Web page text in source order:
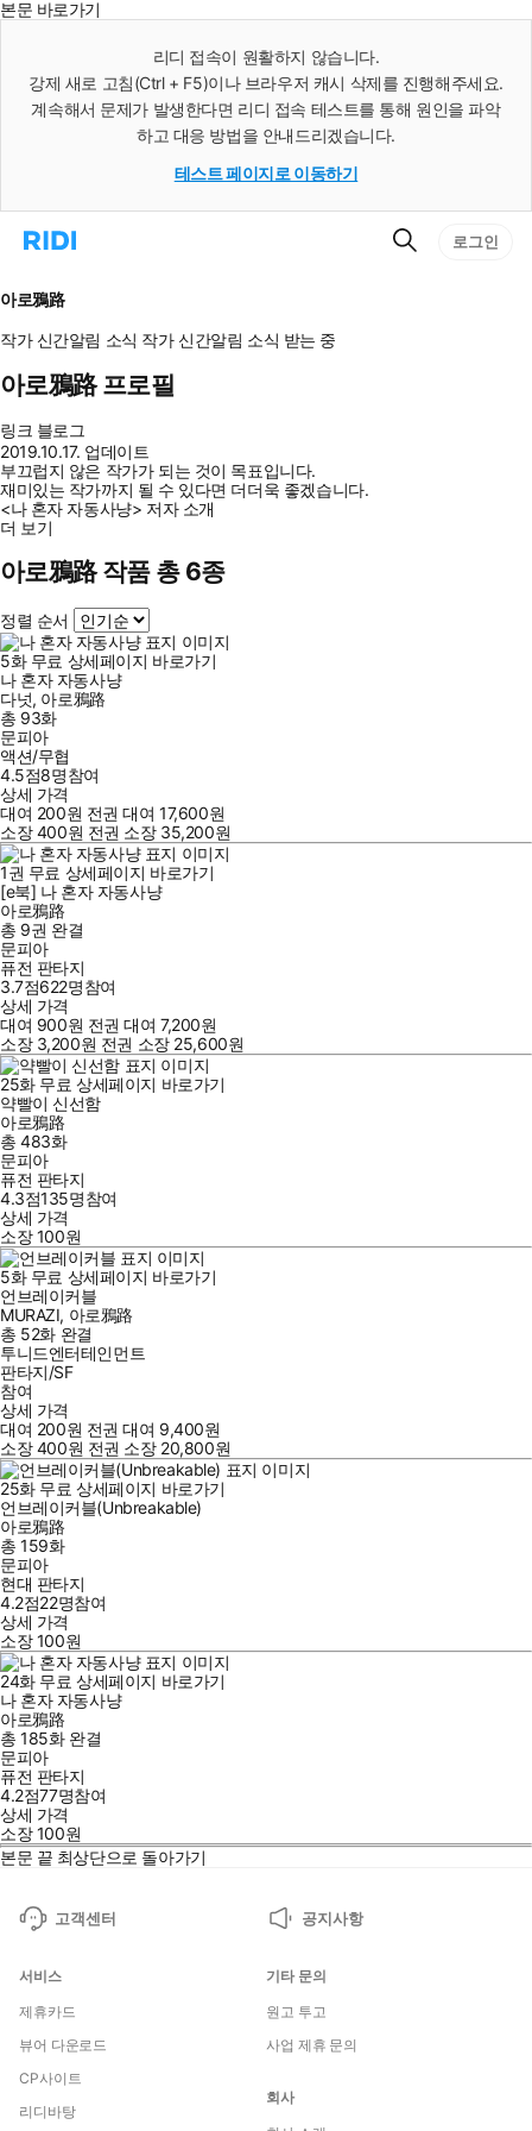
본문 바로가기
리디 접속이 원활하지 않습니다.
강제 새로 고침(Ctrl + F5)이나 브라우저 캐시 삭제를 진행해주세요.
계속해서 문제가 발생한다면 리디 접속 테스트를 통해 원인을 파악
하고 대응 방법을 안내드리겠습니다.
테스트 페이지로 이동하기
리
으
로
이
동
검
로그인
아로鴉路
작가 신간알림 소식 작가 신간알림 소식 받는 중
아로鴉路 프로필
링크 블로그
2019.10.17. 업데이트
부끄럽지 않은 작가가 되는 것이 목표입니다.
재미있는 작가까지 될 수 있다면 더더욱 좋겠습니다.
<나 혼자 자동사냥> 저자 소개
더 보기
아로鴉路 작품 총 6종
정렬 순서
5화 무료 상세페이지 바로가기
나 혼자 자동사냥
다넛, 아로鴉路
총 93화
문피아
액션/무협
4.5점8명참여
상세 가격
대여 200원 전권 대여17,600원
소장400원 전권 소장 35,200원
1권 무료 상세페이지 바로가기
[e북] 나 혼자 자동사냥
아로鴉路
총 9권 완결
문피아
퓨전 판타지
3.7점622명참여
상세 가격
대여 900원 전권 대여7,200원
소장 3,200원 전권 소장 25,600원
25화 무료 상세페이지 바로가기
약빨이 신선함
아로鴉路
총 483화
문피아
퓨전 판타지
4.3점135명참여
상세 가격
소장100원
5화 무료 상세페이지 바로가기
언브레이커블
MURAZI, 아로鴉路
총 52화 완결
투니드엔터테인먼트
판타지/SF
참여
상세 가격
대여 200원 전권 대여 9,400원
소장400원 전권 소장 20,800원
25화 무료 상세페이지 바로가기
언브레이커블(Unbreakable)
아로鴉路
총 159화
문피아
현대 판타지
4.2점22명참여
상세 가격
소장100원
24화 무료 상세페이지 바로가기
나 혼자 자동사냥
아로鴉路
총 185화 완결
문피아
퓨전 판타지
4.2점77명참여
상세 가격
소장100원
본문 끝 최상단으로 돌아가기
고객센터 공지사항
서비스
제휴카드
뷰어 다운로드
CP사이트
리디바탕
기타 문의
원고 투고
사업 제휴 문의
회사